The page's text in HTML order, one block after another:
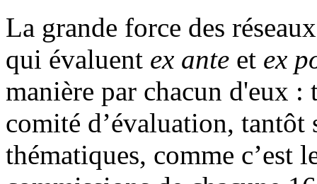
La grande force des
qui évaluent ex ante et ex
manière par chacun d'eux
comité d’évaluation, tantôt
thématiques, comme c’est